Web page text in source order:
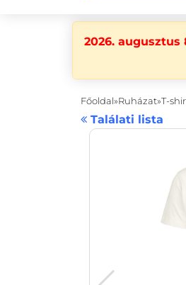
2026.
Főoldal Ruházat T-
Találati lista